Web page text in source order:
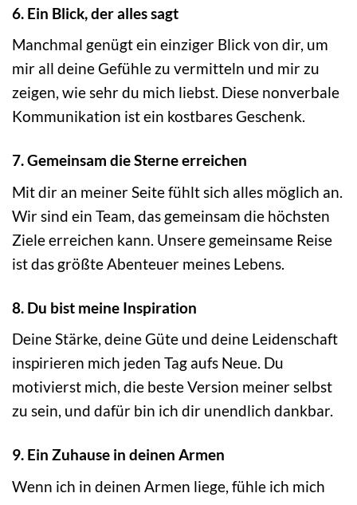
6. Ein Blick, der alles sagt
Manchmal genügt ein einziger Blick von dir, um
mir all deine Gefühle zu vermitteln und mir zu
zeigen, wie sehr du mich liebst. Diese nonverbale
Kommunikation ist ein kostbares Geschenk.
7. Gemeinsam die Sterne erreichen
Mit dir an meiner Seite fühlt sich alles möglich an.
Wir sind ein Team, das gemeinsam die höchsten
Ziele erreichen kann. Unsere gemeinsame Reise
ist das größte Abenteuer meines Lebens.
8. Du bist meine Inspiration
Deine Stärke, deine Güte und deine Leidenschaft
inspirieren mich jeden Tag aufs Neue. Du
motivierst mich, die beste Version meiner selbst
zu sein, und dafür bin ich dir unendlich dankbar.
9. Ein Zuhause in deinen Armen
Wenn ich in deinen Armen liege, fühle ich mich